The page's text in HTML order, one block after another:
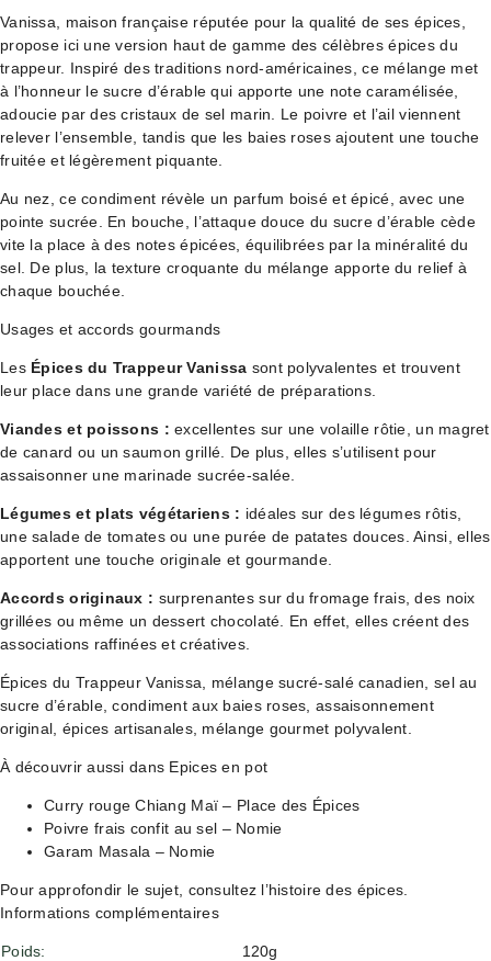
Vanissa, maison française réputée pour la qualité de ses épices,
propose ici une version haut de gamme des célèbres épices du
trappeur. Inspiré des traditions nord-américaines, ce mélange met
à l’honneur le sucre d’érable qui apporte une note caramélisée,
adoucie par des cristaux de sel marin. Le poivre et l’ail viennent
relever l’ensemble, tandis que les baies roses ajoutent une touche
fruitée et légèrement piquante.
Au nez, ce condiment révèle un parfum boisé et épicé, avec une
pointe sucrée. En bouche, l’attaque douce du sucre d’érable cède
vite la place à des notes épicées, équilibrées par la minéralité du
sel. De plus, la texture croquante du mélange apporte du relief à
chaque bouchée.
Usages et accords gourmands
Les Épices du Trappeur Vanissa sont polyvalentes et trouvent
leur place dans une grande variété de préparations.
Viandes et poissons : excellentes sur une volaille rôtie, un magret
de canard ou un saumon grillé. De plus, elles s’utilisent pour
assaisonner une marinade sucrée-salée.
Légumes et plats végétariens : idéales sur des légumes rôtis,
une salade de tomates ou une purée de patates douces. Ainsi, elles
apportent une touche originale et gourmande.
Accords originaux : surprenantes sur du fromage frais, des noix
grillées ou même un dessert chocolaté. En effet, elles créent des
associations raffinées et créatives.
Épices du Trappeur Vanissa, mélange sucré-salé canadien, sel au
sucre d’érable, condiment aux baies roses, assaisonnement
original, épices artisanales, mélange gourmet polyvalent.
À découvrir aussi dans Epices en pot
Curry rouge Chiang Maï – Place des Épices
Poivre frais confit au sel – Nomie
Garam Masala – Nomie
Pour approfondir le sujet, consultez l’histoire des épices
Informations complémentaires
Poids 120g